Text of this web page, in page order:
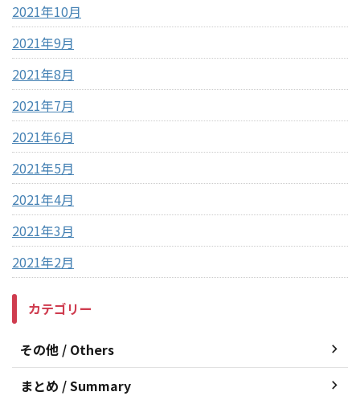
2021年10月
2021年9月
2021年8月
2021年7月
2021年6月
2021年5月
2021年4月
2021年3月
2021年2月
カテゴリー
その他 / Others
まとめ / Summary